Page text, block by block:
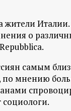
о
самым
мнению
социологи.